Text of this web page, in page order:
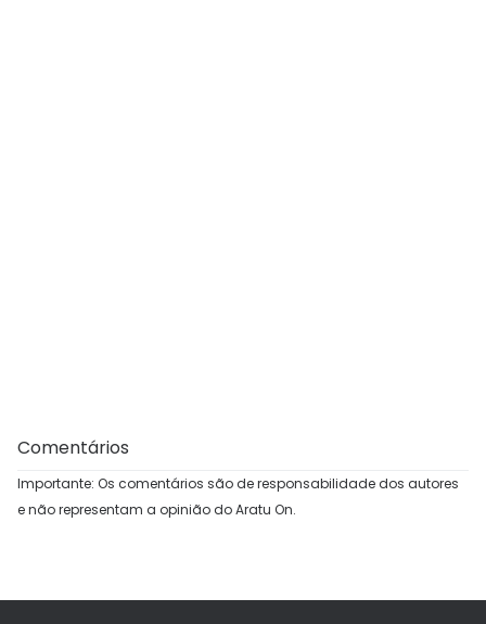
Comentários
Importante: Os comentários são de responsabilidade dos autores
e não representam a opinião do Aratu On.